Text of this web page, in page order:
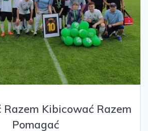
Razem Kibicować Razem
Pomagać